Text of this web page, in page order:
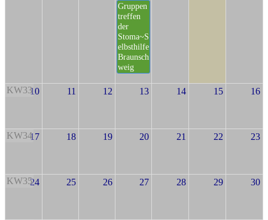
Gruppen
treffen
der
Stoma~S
elbsthilfe
Braunsch
weig
KW3310 11 12 13 14 15 16
KW3417 18 19 20 21 22 23
KW3524 25 26 27 28 29 30